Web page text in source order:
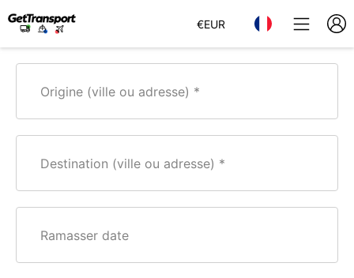
€EUR
Origine (ville ou adresse)
Destination (ville ou adresse)
Ramasser date